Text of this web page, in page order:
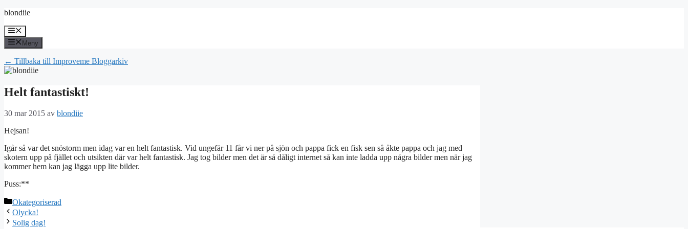
Hoppa
innehåll
blondiie
Meny
Meny
← Tillbaka till Improveme Bloggarkiv
Helt fantastiskt!
30 mar 2015 av blondiie
Hejsan!
Igår så var det snöstorm men idag var en helt fantastisk. Vid ungefär 11 får vi ner på sjön och pappa fick en fisk sen så åkte pappa och jag med
skotern upp på fjället och utsikten där var helt fantastisk. Jag tog bilder men det är så dåligt internet så kan inte ladda upp några bilder men när jag
kommer hem kan jag lägga upp lite bilder.
Puss:**
Kategorier
Okategoriserad
Olycka!
Solig dag!